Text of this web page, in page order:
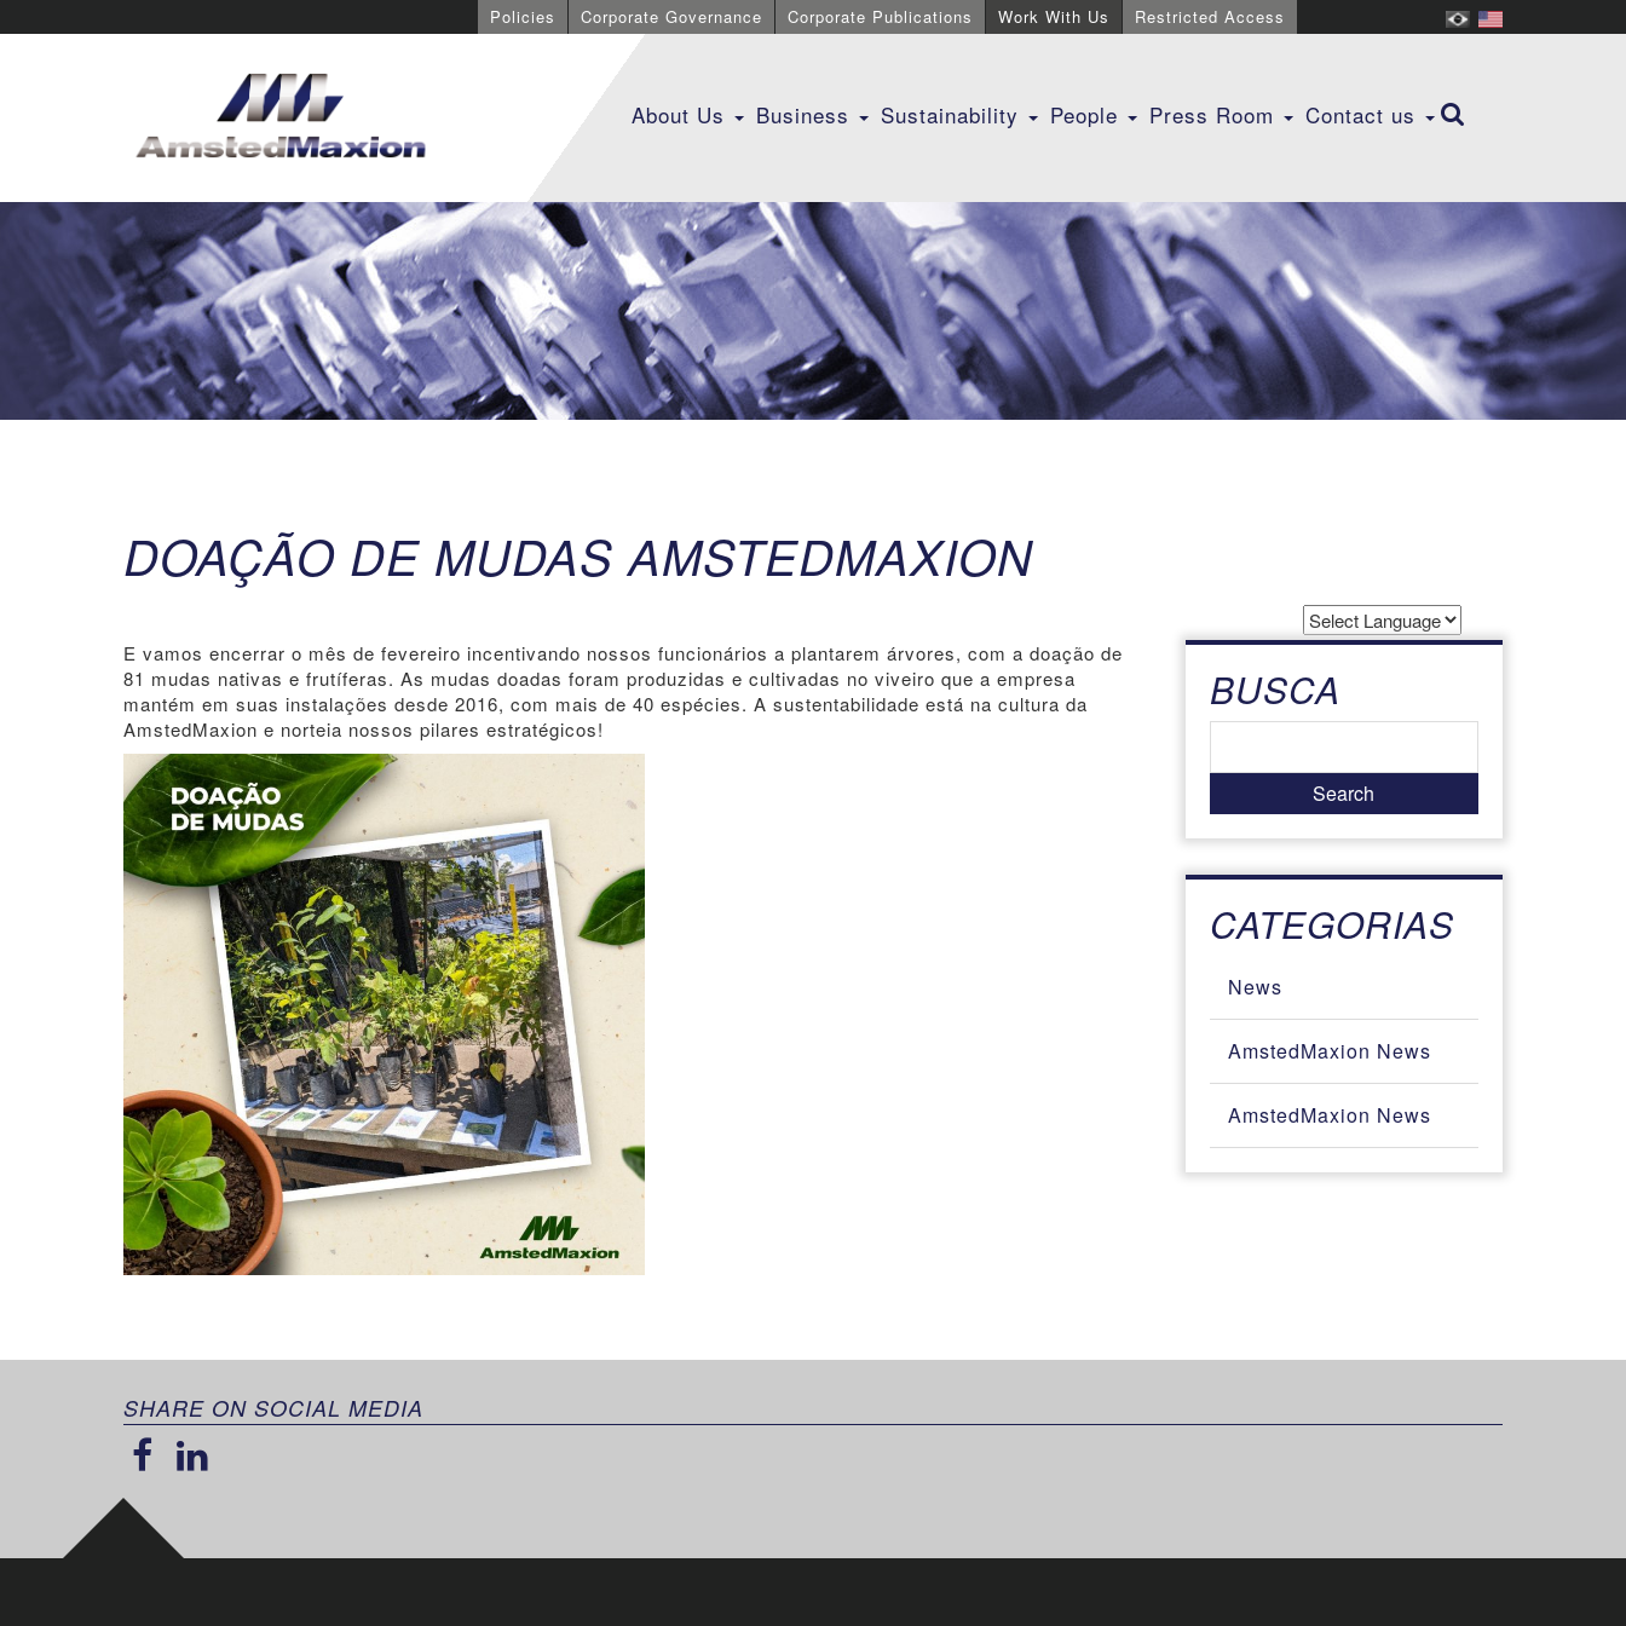
Policies Corporate Governance Corporate Publications Work With Us Restricted Access
About Us Business Sustainability People Press Room Contact us
DOAÇÃO DE MUDAS AMSTEDMAXION
Powered by
E vamos encerrar o mês de fevereiro incentivando nossos funcionários a plantarem árvores, com a doação de
81 mudas nativas e frutíferas. As mudas doadas foram produzidas e cultivadas no viveiro que a empresa
mantém em suas instalações desde 2016, com mais de 40 espécies. A sustentabilidade está na cultura da
AmstedMaxion e norteia nossos pilares estratégicos!
BUSCA
CATEGORIAS
News
AmstedMaxion News
AmstedMaxion News
SHARE ON SOCIAL MEDIA